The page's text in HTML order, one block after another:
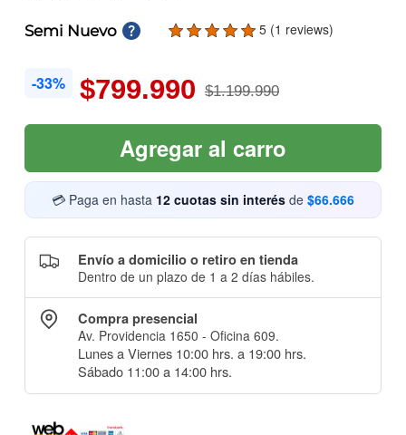
Semi Nuevo 5 (1 reviews)
-33% $799.990 $1.199.990
Agregar al carro
💳 Paga en hasta 12 cuotas sin interés de $66.666
Envío a domicilio o retiro en tienda
Dentro de un plazo de 1 a 2 días hábiles.
Compra presencial
Av. Providencia 1650 - Oficina 609.
Lunes a Viernes 10:00 hrs. a 19:00 hrs.
Sábado 11:00 a 14:00 hrs.